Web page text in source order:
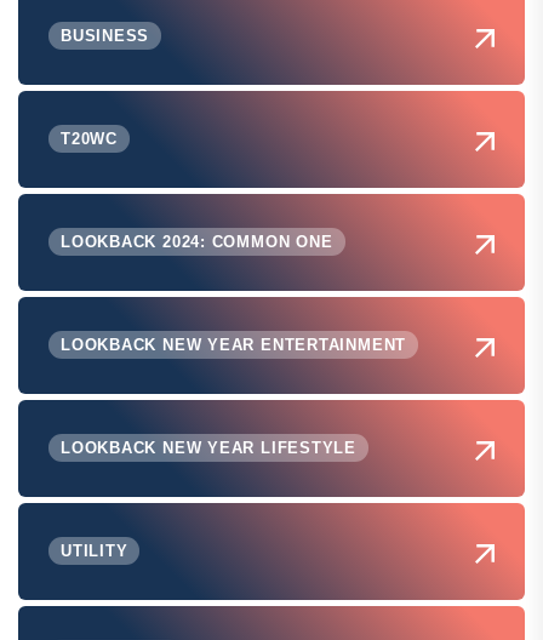
BUSINESS
T20WC
LOOKBACK 2024: COMMON ONE
LOOKBACK NEW YEAR ENTERTAINMENT
LOOKBACK NEW YEAR LIFESTYLE
UTILITY